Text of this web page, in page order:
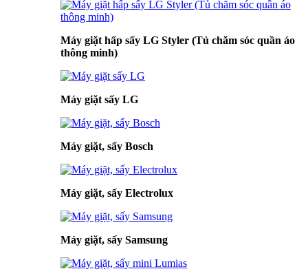
Máy giặt hấp sấy LG Styler (Tủ chăm sóc quần áo
thông minh)
Máy giặt sấy LG
Máy giặt, sấy Bosch
Máy giặt, sấy Electrolux
Máy giặt, sấy Samsung